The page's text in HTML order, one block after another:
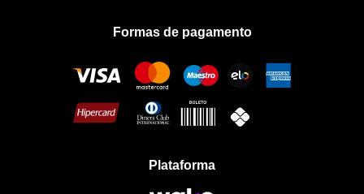
Política de Privacidade
Formas de pagamento
Plataforma